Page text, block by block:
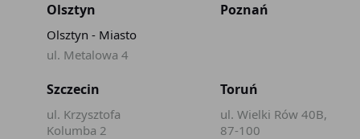
Olsztyn
Olsztyn - Miasto
ul. Metalowa 4
Poznań
Szczecin
ul. Krzysztofa
Kolumba 2
Toruń
ul. Wielki Rów 40B,
87-100